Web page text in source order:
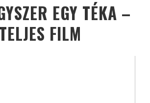
EGY TÉKA –
TELJES FILM